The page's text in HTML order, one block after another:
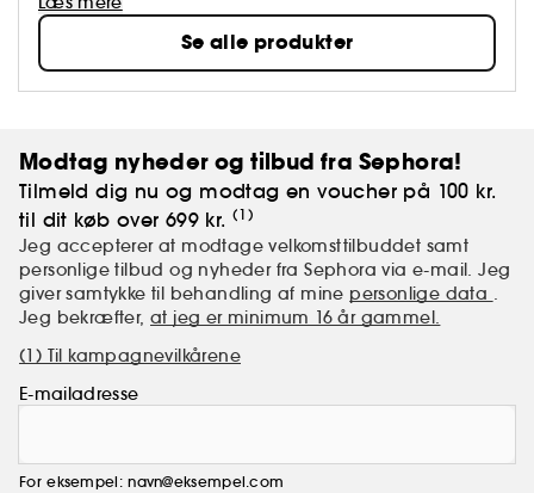
og fugtgivende ingredienser. Hos Bali Body er målet
at sikre at du altid kan tage en solstråle med dig,
hvor som helst og ved enhver lejlighed. Bali Body er
sol i en flaske.
Se alle produkter
Modtag nyheder og tilbud fra Sephora!
Tilmeld dig nu og modtag en voucher på 100 kr.
til dit køb over 699 kr. (1)
Jeg accepterer at modtage velkomsttilbuddet samt
personlige tilbud og nyheder fra Sephora via e-mail. Jeg
giver samtykke til behandling af mine personlige data .
Jeg bekræfter,at jeg er minimum 16 år gammel.
(1) Til kampagnevilkårene
E-mailadresse
For eksempel: navn@eksempel.com